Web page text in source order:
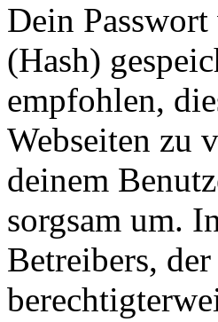
Dein
(Hash)
empfohlen,
Webseiten zu
deinem
sorgsam um.
Betreibers,